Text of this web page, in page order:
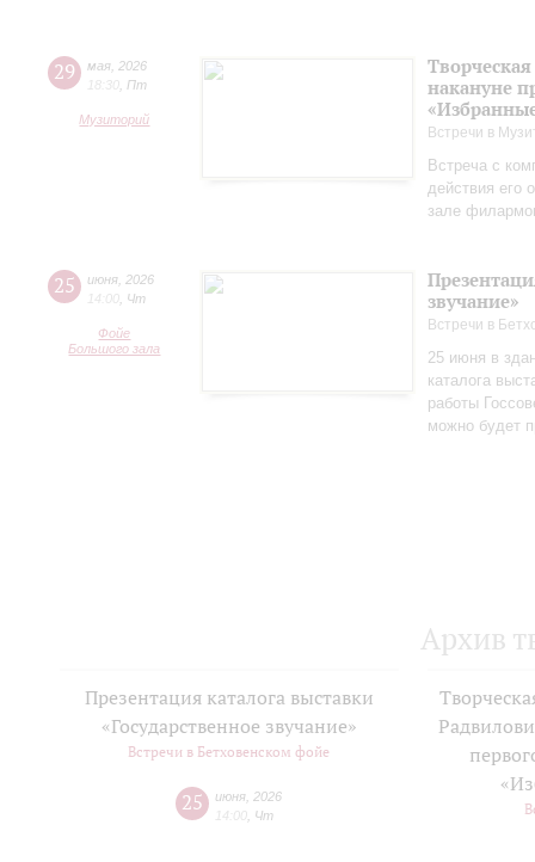
29 мая 2026
18:30 Пт
Музиторий
накануне
Встречи в
Встреча с
действия его
зале
25 июня 2026
14:00 Чт
Фойе
Большого зала
звучание»
Встречи в
25 июня в
каталога
работы
можно будет
Архив
Презентация каталога выставки
«Государственное звучание»
Встречи в Бетховенском фойе
25 июня 2026
14:00 Чт